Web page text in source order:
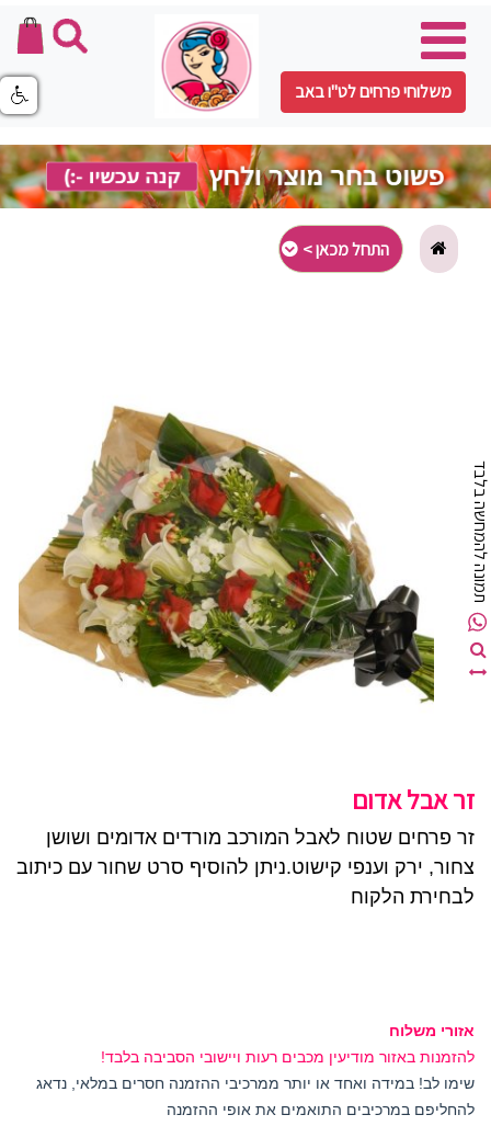
משלוחי פרחים לט"ו באב
התחל מכאן >
תמונה להמחשה בלבד
זר אבל אדום
זר פרחים שטוח לאבל המורכב מורדים אדומים ושושן
צחור, ירק וענפי קישוט.ניתן להוסיף סרט שחור עם כיתוב
לבחירת הלקוח
אזורי משלוח
להזמנות באזור מודיעין מכבים רעות ויישובי הסביבה בלבד!
שימו לב! במידה ואחד או יותר ממרכיבי ההזמנה חסרים במלאי, נדאג
להחליפם במרכיבים התואמים את אופי ההזמנה